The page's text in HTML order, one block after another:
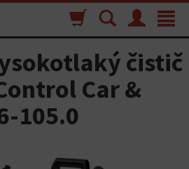
Toggle
Menu
Vyhľadávanie
Nákupný
košík
čistič
Car &
105.0